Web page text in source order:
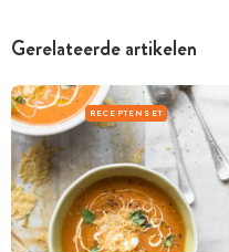
Gerelateerde artikelen
RECEPTENSET